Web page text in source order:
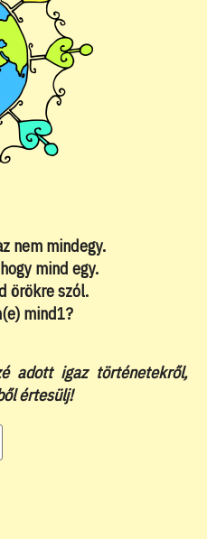
nem mindegy.
mind egy.
örökre szól.
mind1?
adott igaz történetekről,
értesülj!